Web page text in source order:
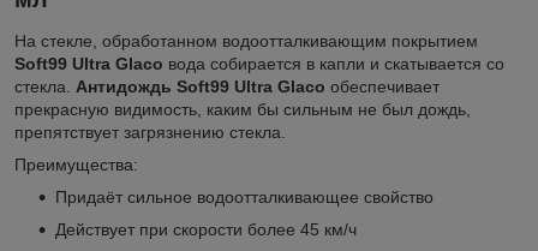
На стекле, обработанном водоотталкивающим покрытием
Soft99 Ultra Glaco вода собирается в капли и скатывается со
стекла. Антидождь Soft99 Ultra Glaco обеспечивает
прекрасную видимость, каким бы сильным не был дождь,
препятствует загрязнению стекла.
Преимущества:
Придаёт сильное водоотталкивающее свойство
Действует при скорости более 45 км/ч